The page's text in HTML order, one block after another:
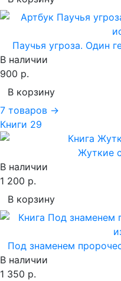
Паучья угроза. Один
В наличии
900 р.
В корзину
7 товаров →
Книги 29
Жуткие
В наличии
1 200 р.
В корзину
Под знаменем
В наличии
1 350 р.